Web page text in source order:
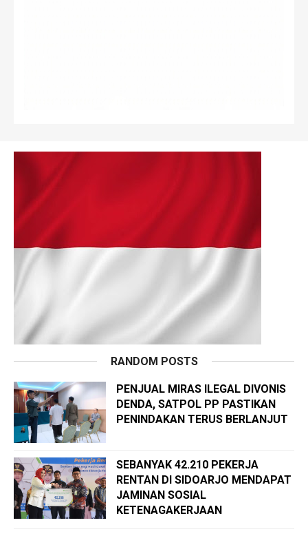
RANDOM POSTS
PENJUAL MIRAS ILEGAL DIVONIS
DENDA, SATPOL PP PASTIKAN
PENINDAKAN TERUS BERLANJUT
SEBANYAK 42.210 PEKERJA
RENTAN DI SIDOARJO MENDAPAT
JAMINAN SOSIAL
KETENAGAKERJAAN